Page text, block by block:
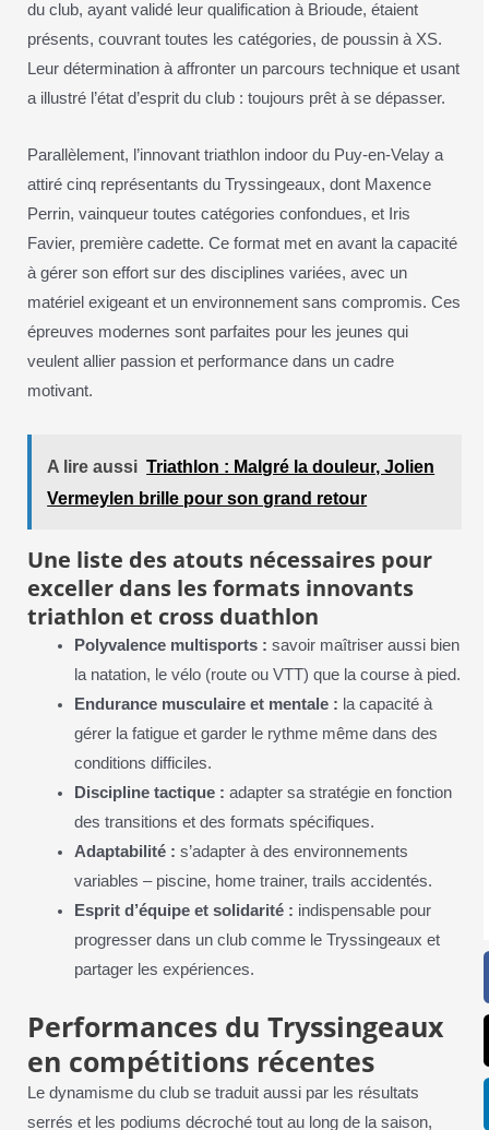
du club, ayant validé leur qualification à Brioude, étaient
présents, couvrant toutes les catégories, de poussin à XS.
Leur détermination à affronter un parcours technique et usant
a illustré l’état d’esprit du club : toujours prêt à se dépasser.
Parallèlement, l’innovant triathlon indoor du Puy-en-Velay a
attiré cinq représentants du Tryssingeaux, dont Maxence
Perrin, vainqueur toutes catégories confondues, et Iris
Favier, première cadette. Ce format met en avant la capacité
à gérer son effort sur des disciplines variées, avec un
matériel exigeant et un environnement sans compromis. Ces
épreuves modernes sont parfaites pour les jeunes qui
veulent allier passion et performance dans un cadre
motivant.
A lire aussi Triathlon : Malgré la douleur, Jolien
Vermeylen brille pour son grand retour
Une liste des atouts nécessaires pour
exceller dans les formats innovants
triathlon et cross duathlon
Polyvalence multisports : savoir maîtriser aussi bien
la natation, le vélo (route ou VTT) que la course à pied.
Endurance musculaire et mentale : la capacité à
gérer la fatigue et garder le rythme même dans des
conditions difficiles.
Discipline tactique : adapter sa stratégie en fonction
des transitions et des formats spécifiques.
Adaptabilité : s’adapter à des environnements
variables – piscine, home trainer, trails accidentés.
Esprit d’équipe et solidarité : indispensable pour
progresser dans un club comme le Tryssingeaux et
partager les expériences.
Performances du Tryssingeaux
en compétitions récentes
Le dynamisme du club se traduit aussi par les résultats
serrés et les podiums décroché tout au long de la saison,